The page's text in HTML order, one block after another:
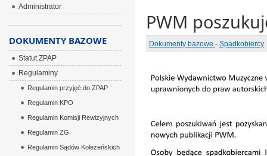
PWM
Dokumenty bazowe - Spadkobiercy
Administrator
DOKUMENTY BAZOWE
Statut ZPAP
Regulaminy
Regulamin przyjęć do ZPAP
Regulamin KPO
Regulamin Komisji Rewizyjnych
Regulamin ZG
Regulamin Sądów Koleżeńskich